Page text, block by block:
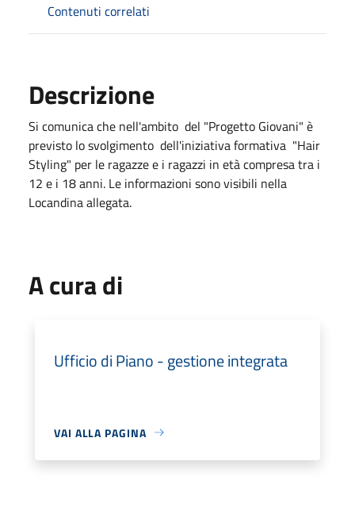
Contenuti correlati
Descrizione
Si comunica che nell'ambito del "Progetto Giovani" è
previsto lo svolgimento dell'iniziativa formativa "Hair
Styling" per le ragazze e i ragazzi in età compresa tra i
12 e i 18 anni. Le informazioni sono visibili nella
Locandina allegata.
A cura di
Ufficio di Piano - gestione integrata
VAI ALLA PAGINA